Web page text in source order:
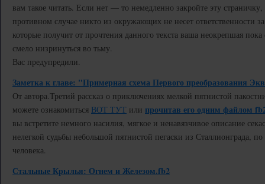
вам такое читать. Если нет — то немедленно закройте эту
противном случае никто из окружающих не несет ответственности
которые получит от прочтения данного текста ваша неокрепшая
смело низринуться во тьму.
Вас предупредили.
Заметка к главе: "Примерная схема Первого преобразования
От автора. Третий рассказ о приключениях мелкой пятнистой
можете ознакомиться ВОТ ТУТ или прочитав его одним файлом
вы встретите немного насилия, мягкое и ненавязчивое описание
нелегкой судьбы небольшой пятнистой пегаски из Сталлионграда,
человека.
Стальные Крылья: Огнем и Железом.fb2